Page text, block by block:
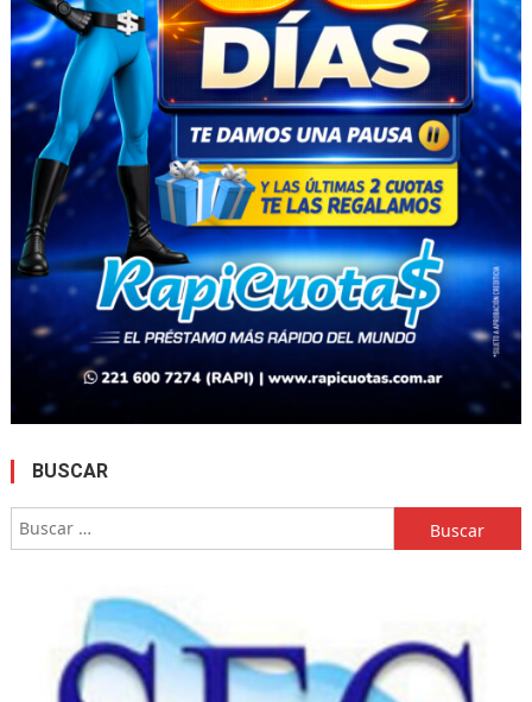
BUSCAR
Buscar: